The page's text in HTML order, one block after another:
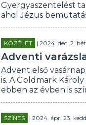
Gyergyaszentelést
ahol Jézus
KÖZÉLET | 2024. dec. 2.
Adventi
Advent első
is. A Goldmark
ebben az évben is
SZÍNES | 2024. ápr. 23.